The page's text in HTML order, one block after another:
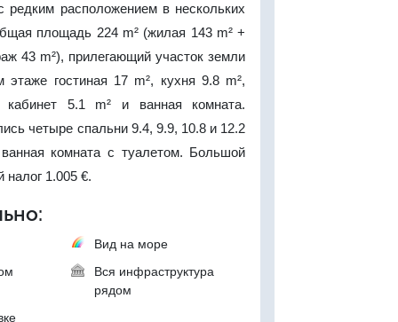
расположением в нескольких
площадь 224 m² (жилая 143 m² +
43 m²), прилегающий участок земли
гостиная 17 m², кухня 9.8 m²,
кабинет 5.1 m² и ванная комната.
четыре спальни 9.4, 9.9, 10.8 и 12.2
комната с туалетом. Большой
налог 1.005 €.
Вид на море
Вся инфраструктура
рядом